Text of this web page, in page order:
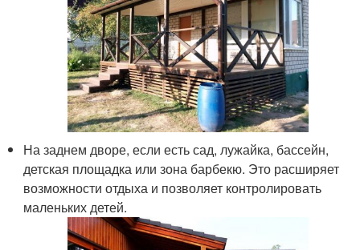
На заднем дворе, если есть сад, лужайка, бассейн,
детская площадка или зона барбекю. Это расширяет
возможности отдыха и позволяет контролировать
маленьких детей.